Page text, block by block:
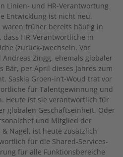
Linien- und HR-Verantwortung
Entwicklung ist nicht neu.
waren früher bereits häufig in
HR-Verantwortliche in
(zurück-)wechseln. Vor
Zingg, ehemals globaler
Bär, per April dieses Jahres zum
Saskia Groen-in’t-Woud trat vor
für Talentgewinnung und
Heute ist sie verantwortlich für
globalen Geschäftseinheit. Oder
und Mitglied der
Nagel, ist heute zusätzlich
für die Shared-Services-
für alle Funktionsbereiche